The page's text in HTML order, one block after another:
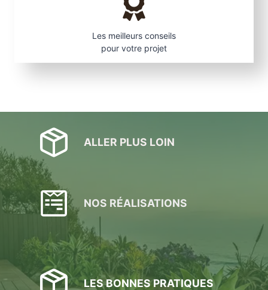
Les meilleurs conseils
pour votre projet
ALLER PLUS LOIN
NOS RÉALISATIONS
LES BONNES PRATIQUES